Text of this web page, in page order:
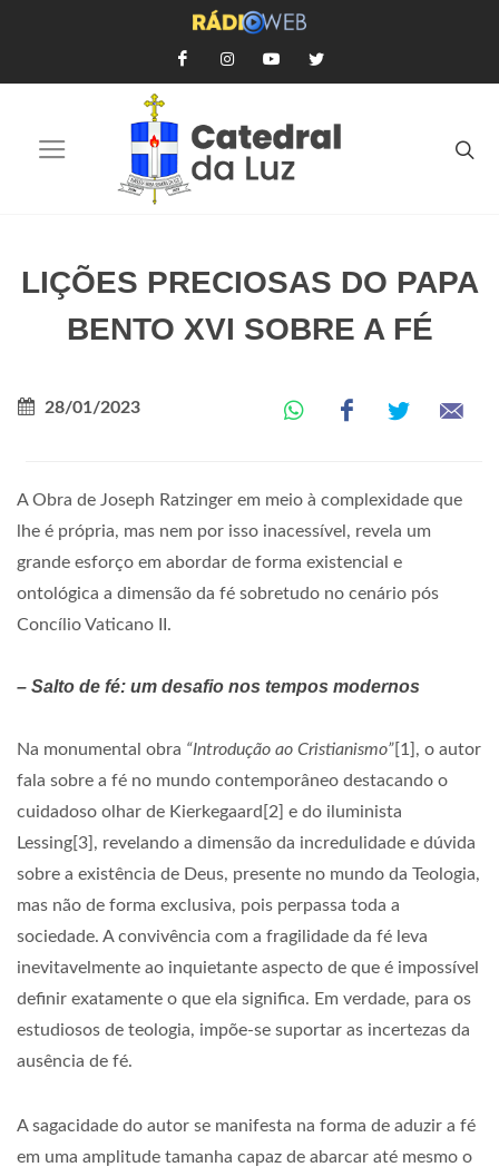
LIÇÕES PRECIOSAS DO PAPA
BENTO XVI SOBRE A FÉ
28/01/2023
A Obra de Joseph Ratzinger em meio à complexidade que
lhe é própria, mas nem por isso inacessível, revela um
grande esforço em abordar de forma existencial e
ontológica a dimensão da fé sobretudo no cenário pós
Concílio Vaticano II.
– Salto de fé: um desafio nos tempos modernos
Na monumental obra “Introdução ao Cristianismo” [1], o autor
fala sobre a fé no mundo contemporâneo destacando o
cuidadoso olhar de Kierkegaard[2] e do iluminista
Lessing[3], revelando a dimensão da incredulidade e dúvida
sobre a existência de Deus, presente no mundo da Teologia,
mas não de forma exclusiva, pois perpassa toda a
sociedade. A convivência com a fragilidade da fé leva
inevitavelmente ao inquietante aspecto de que é impossível
definir exatamente o que ela significa. Em verdade, para os
estudiosos de teologia, impõe-se suportar as incertezas da
ausência de fé.
A sagacidade do autor se manifesta na forma de aduzir a fé
em uma amplitude tamanha capaz de abarcar até mesmo o